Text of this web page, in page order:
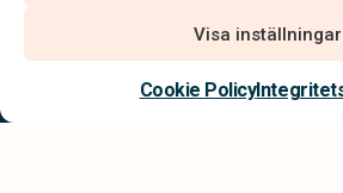
Visa inställningar
Cookie Policy